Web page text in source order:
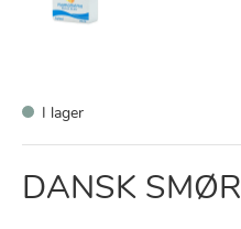
I lager
DANSK SMØR